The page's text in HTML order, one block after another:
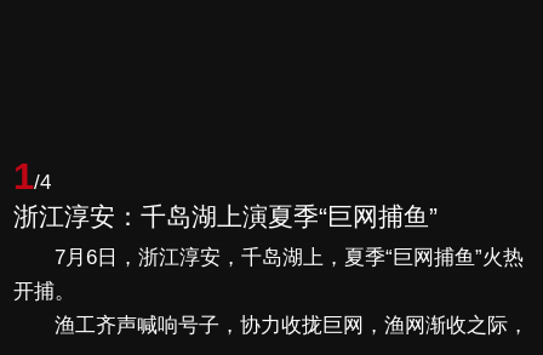
1/4
浙江淳安：千岛湖上演夏季“巨网捕鱼”
7月6日，浙江淳安，千岛湖上，夏季“巨网捕鱼”火热
开捕。
渔工齐声喊响号子，协力收拢巨网，渔网渐收之际，